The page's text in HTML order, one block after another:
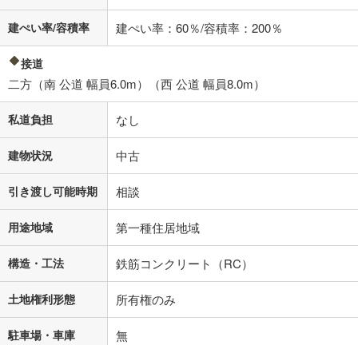
建ぺい率/容積率 建ぺい率：60％/容積率：200％
接道
二方（南 公道 幅員6.0m）（西 公道 幅員8.0m）
私道負担 なし
建物状況 中古
引き渡し可能時期 相談
用途地域 第一種住居地域
構造・工法 鉄筋コンクリート（RC）
土地権利形態 所有権のみ
駐車場・車庫 無